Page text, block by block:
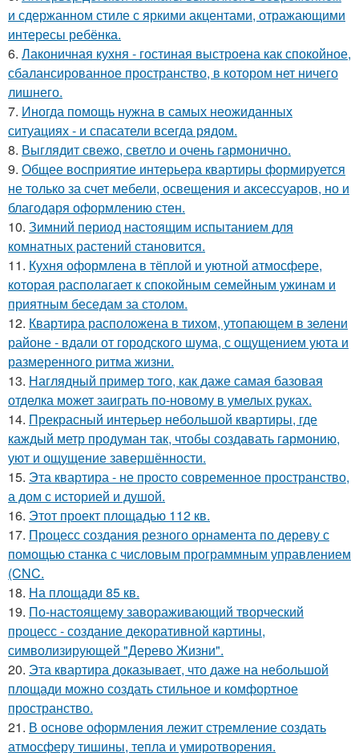
и сдержанном стиле с яркими акцентами, отражающими
интересы ребёнка.
6. Лаконичная кухня - гостиная выстроена как спокойное,
сбалансированное пространство, в котором нет ничего
лишнего.
7. Иногда помощь нужна в самых неожиданных
ситуациях - и спасатели всегда рядом.
8. Выглядит свежо, светло и очень гармонично.
9. Общее восприятие интерьера квартиры формируется
не только за счет мебели, освещения и аксессуаров, но и
благодаря оформлению стен.
10. Зимний период настоящим испытанием для
комнатных растений становится.
11. Кухня оформлена в тёплой и уютной атмосфере,
которая располагает к спокойным семейным ужинам и
приятным беседам за столом.
12. Квартира расположена в тихом, утопающем в зелени
районе - вдали от городского шума, с ощущением уюта и
размеренного ритма жизни.
13. Наглядный пример того, как даже самая базовая
отделка может заиграть по-новому в умелых руках.
14. Прекрасный интерьер небольшой квартиры, где
каждый метр продуман так, чтобы создавать гармонию,
уют и ощущение завершённости.
15. Эта квартира - не просто современное пространство,
а дом с историей и душой.
16. Этот проект площадью 112 кв.
17. Процесс создания резного орнамента по дереву с
помощью станка с числовым программным управлением
(CNC.
18. На площади 85 кв.
19. По-настоящему завораживающий творческий
процесс - создание декоративной картины,
символизирующей "Дерево Жизни".
20. Эта квартира доказывает, что даже на небольшой
площади можно создать стильное и комфортное
пространство.
21. В основе оформления лежит стремление создать
атмосферу тишины, тепла и умиротворения.